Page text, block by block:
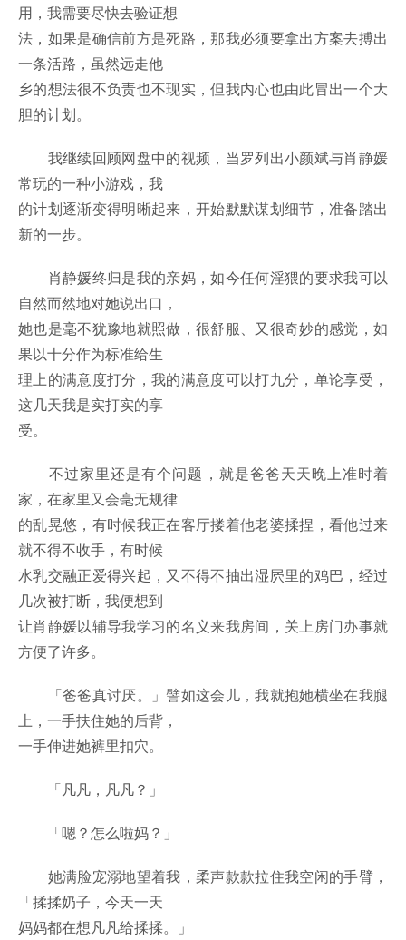
用，我需要尽快去验证想
法，如果是确信前方是死路，那我必须要拿出方案去搏出
一条活路，虽然远走他
乡的想法很不负责也不现实，但我内心也由此冒出一个大
胆的计划。
我继续回顾网盘中的视频，当罗列出小颜斌与肖静媛
常玩的一种小游戏，我
的计划逐渐变得明晰起来，开始默默谋划细节，准备踏出
新的一步。
肖静媛终归是我的亲妈，如今任何淫猥的要求我可以
自然而然地对她说出口，
她也是毫不犹豫地就照做，很舒服、又很奇妙的感觉，如
果以十分作为标准给生
理上的满意度打分，我的满意度可以打九分，单论享受，
这几天我是实打实的享
受。
不过家里还是有个问题，就是爸爸天天晚上准时着
家，在家里又会毫无规律
的乱晃悠，有时候我正在客厅搂着他老婆揉捏，看他过来
就不得不收手，有时候
水乳交融正爱得兴起，又不得不抽出湿屄里的鸡巴，经过
几次被打断，我便想到
让肖静媛以辅导我学习的名义来我房间，关上房门办事就
方便了许多。
「爸爸真讨厌。」譬如这会儿，我就抱她横坐在我腿
上，一手扶住她的后背，
一手伸进她裤里扣穴。
「凡凡，凡凡？」
「嗯？怎么啦妈？」
她满脸宠溺地望着我，柔声款款拉住我空闲的手臂，
「揉揉奶子，今天一天
妈妈都在想凡凡给揉揉。」